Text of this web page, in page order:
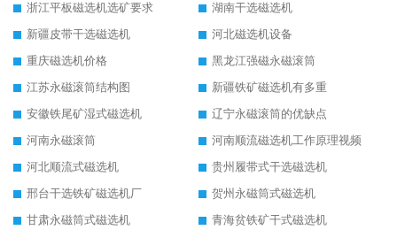
浙江平板磁选机选矿要求
湖南干选磁选机
新疆皮带干选磁选机
河北磁选机设备
重庆磁选机价格
黑龙江强磁永磁滚筒
江苏永磁滚筒结构图
新疆铁矿磁选机有多重
安徽铁尾矿湿式磁选机
辽宁永磁滚筒的优缺点
河南永磁滚筒
河南顺流磁选机工作原理视频
河北顺流式磁选机
贵州履带式干选磁选机
邢台干选铁矿磁选机厂
贺州永磁筒式磁选机
甘肃永磁筒式磁选机
青海贫铁矿干式磁选机